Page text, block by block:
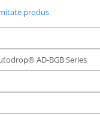
produs
AD-BGB Series